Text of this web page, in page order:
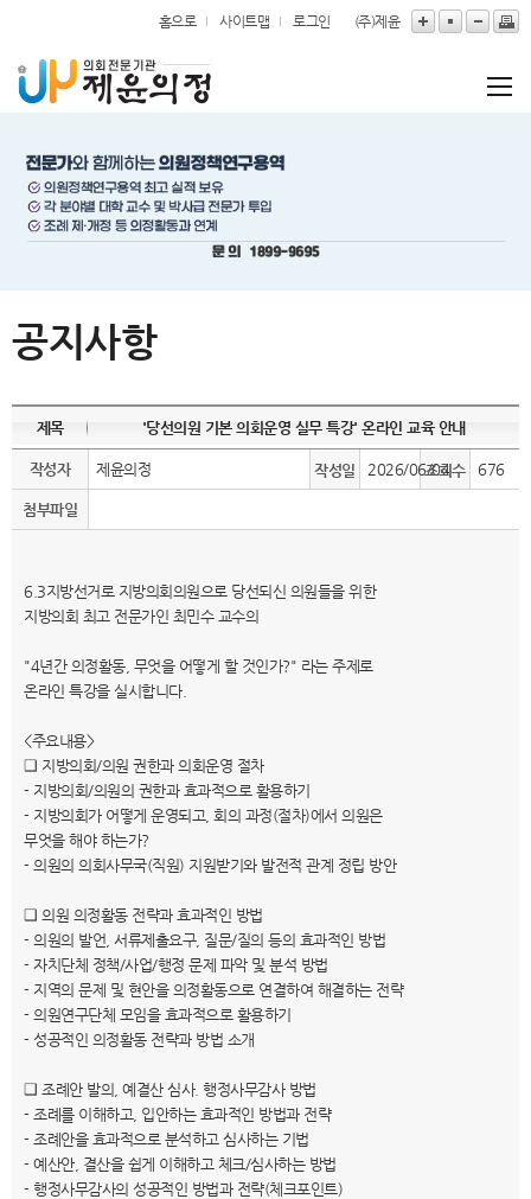
홈으로 사이트맵 로그인 (주)제윤
공지사항
제목 '당선의원 기본 의회운영 실무 특강' 온라인 교육 안내
작성자 제윤의정 작성일 2026/06/04
조회수 676
첨부파일
6.3지방선거로 지방의회의원으로 당선되신 의원들을 위한
지방의회 최고 전문가인 최민수 교수의
"4년간 의정활동, 무엇을 어떻게 할 것인가?" 라는 주제로
온라인 특강을 실시합니다.
<주요내용>
❑ 지방의회/의원 권한과 의회운영 절차
- 지방의회/의원의 권한과 효과적으로 활용하기
- 지방의회가 어떻게 운영되고, 회의 과정(절차)에서 의원은
무엇을 해야 하는가?
- 의원의 의회사무국(직원) 지원받기와 발전적 관계 정립 방안
❑ 의원 의정활동 전략과 효과적인 방법
- 의원의 발언, 서류제출요구, 질문/질의 등의 효과적인 방법
- 자치단체 정책/사업/행정 문제 파악 및 분석 방법
- 지역의 문제 및 현안을 의정활동으로 연결하여 해결하는 전략
- 의원연구단체 모임을 효과적으로 활용하기
- 성공적인 의정활동 전략과 방법 소개
❑ 조례안 발의, 예결산 심사. 행정사무감사 방법
- 조례를 이해하고, 입안하는 효과적인 방법과 전략
- 조례안을 효과적으로 분석하고 심사하는 기법
- 예산안, 결산을 쉽게 이해하고 체크/심사하는 방법
- 행정사무감사의 성공적인 방법과 전략(체크포인트)